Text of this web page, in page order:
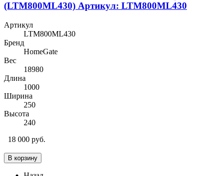
(LTM800ML430) Артикул: LTM800ML430
Артикул
LTM800ML430
Бренд
HomeGate
Вес
18980
Длина
1000
Ширина
250
Высота
240
18 000 руб.
В корзину